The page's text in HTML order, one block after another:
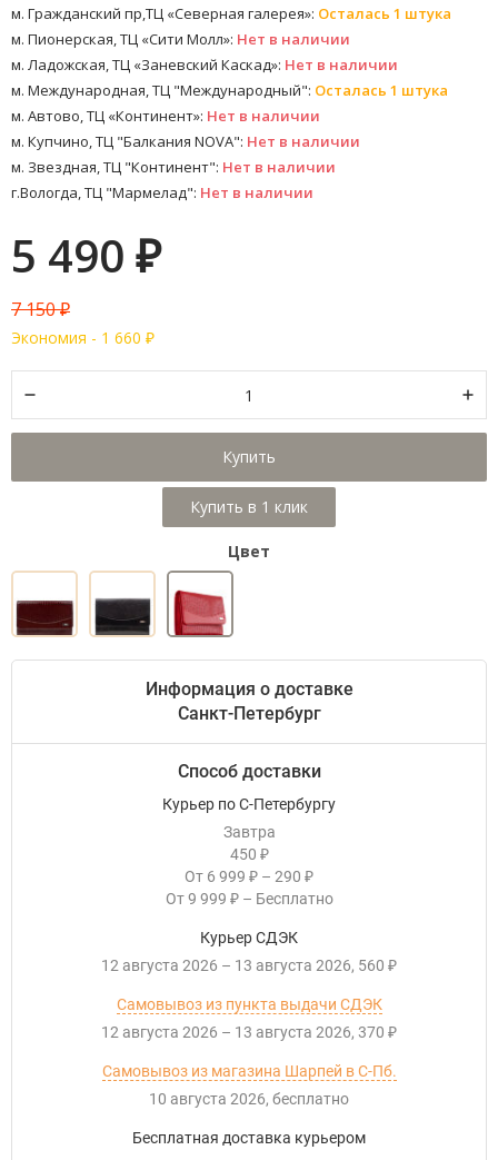
м. Гражданский пр,ТЦ «Северная галерея»: Осталась 1 штука
м. Пионерская, ТЦ «Сити Молл»: Нет в наличии
м. Ладожская, ТЦ «Заневский Каскад»: Нет в наличии
м. Международная, ТЦ "Международный": Осталась 1 штука
м. Автово, ТЦ «Континент»: Нет в наличии
м. Купчино, ТЦ "Балкания NOVA": Нет в наличии
м. Звездная, ТЦ "Континент": Нет в наличии
г.Вологда, ТЦ "Мармелад": Нет в наличии
5 490 ₽
7 150₽
Экономия - 1 660 ₽
Купить
Цвет
Информация о доставке
Санкт-Петербург
Способ доставки
Курьер по С-Петербургу
Завтра
450 ₽
От 6 999 ₽ – 290 ₽
От 9 999 ₽ – Бесплатно
Курьер СДЭК
12 августа 2026 – 13 августа 2026 560 ₽
Самовывоз из пункта выдачи СДЭК
12 августа 2026 – 13 августа 2026 370 ₽
Самовывоз из магазина Шарпей в С-Пб.
10 августа 2026
Бесплатно
Бесплатная доставка курьером